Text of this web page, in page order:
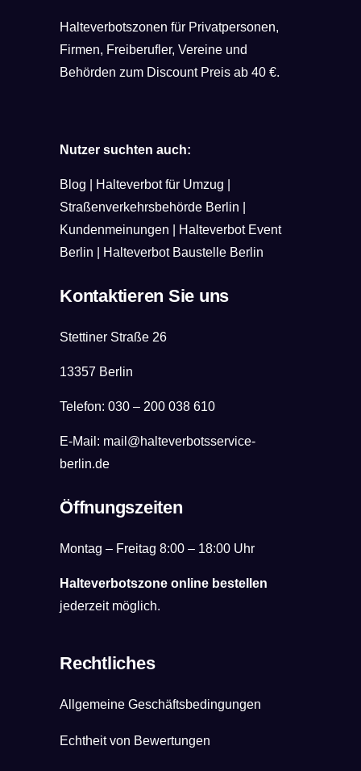
Halteverbotszonen für Privatpersonen,
Firmen, Freiberufler, Vereine und
Behörden zum Discount Preis ab 40 €.
Nutzer suchten auch:
Blog Halteverbot für Umzug
Straßenverkehrsbehörde Berlin
Kundenmeinungen
Halteverbot Event
Berlin
Halteverbot Baustelle Berlin
Kontaktieren Sie uns
Stettiner Straße 26
13357 Berlin
Telefon: 030 – 200 038 610
E-Mail: mail@halteverbotsservice-
berlin.de
Öffnungszeiten
Montag – Freitag 8:00 – 18:00 Uhr
Halteverbotszone online bestellen
jederzeit möglich.
Rechtliches
Allgemeine Geschäftsbedingungen
Echtheit von Bewertungen